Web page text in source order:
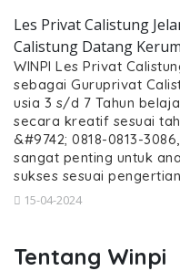
Les Privat Calistung
Calistung Datang
WINPI Les Privat
sebagai Guruprivat
usia 3 s/d 7 Tahun
secara kreatif sesuai
&#9742; 0818-0813-
sangat penting untuk
sukses sesuai
15-04-2024
Tentang Winpi